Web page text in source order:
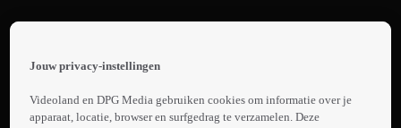
page
USA
1.
Jouw privacy-instellingen
Videoland en DPG Media gebruiken cookies om informatie over je
apparaat, locatie, browser en surfgedrag te verzamelen. Deze